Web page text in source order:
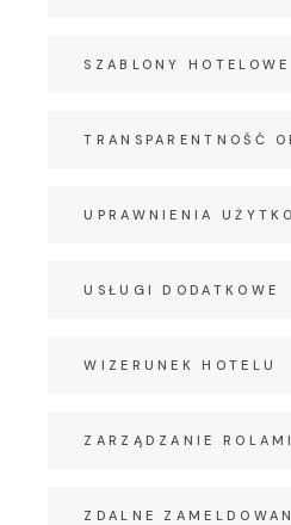
SZABLONY HOTELOWE
TRANSPARENTNOŚĆ
UPRAWNIENIA
USŁUGI DODATKOWE
WIZERUNEK HOTELU
ZARZĄDZANIE ROLAMI
ZDALNE